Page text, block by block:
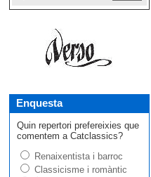
Enquesta
Quin repertori prefereixies que
comentem a Catclassics?
Renaixentista i barroc
Classicisme i romàntic